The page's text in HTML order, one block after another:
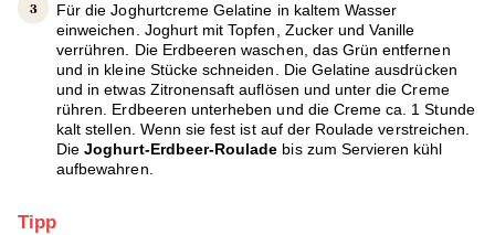
Für die Joghurtcreme Gelatine in kaltem Wasser
einweichen. Joghurt mit Topfen, Zucker und Vanille
verrühren. Die Erdbeeren waschen, das Grün entfernen
und in kleine Stücke schneiden. Die Gelatine ausdrücken
und in etwas Zitronensaft auflösen und unter die Creme
rühren. Erdbeeren unterheben und die Creme ca. 1 Stunde
kalt stellen. Wenn sie fest ist auf der Roulade verstreichen.
DieJoghurt-Erdbeer-Roulade bis zum Servieren kühl
aufbewahren.
Tipp